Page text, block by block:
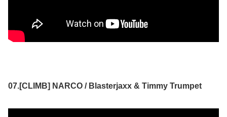
07.[CLIMB] NARCO / Blasterjaxx & Timmy Trumpet